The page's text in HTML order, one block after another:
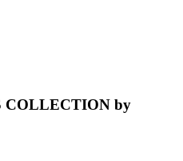
COLLECTION by